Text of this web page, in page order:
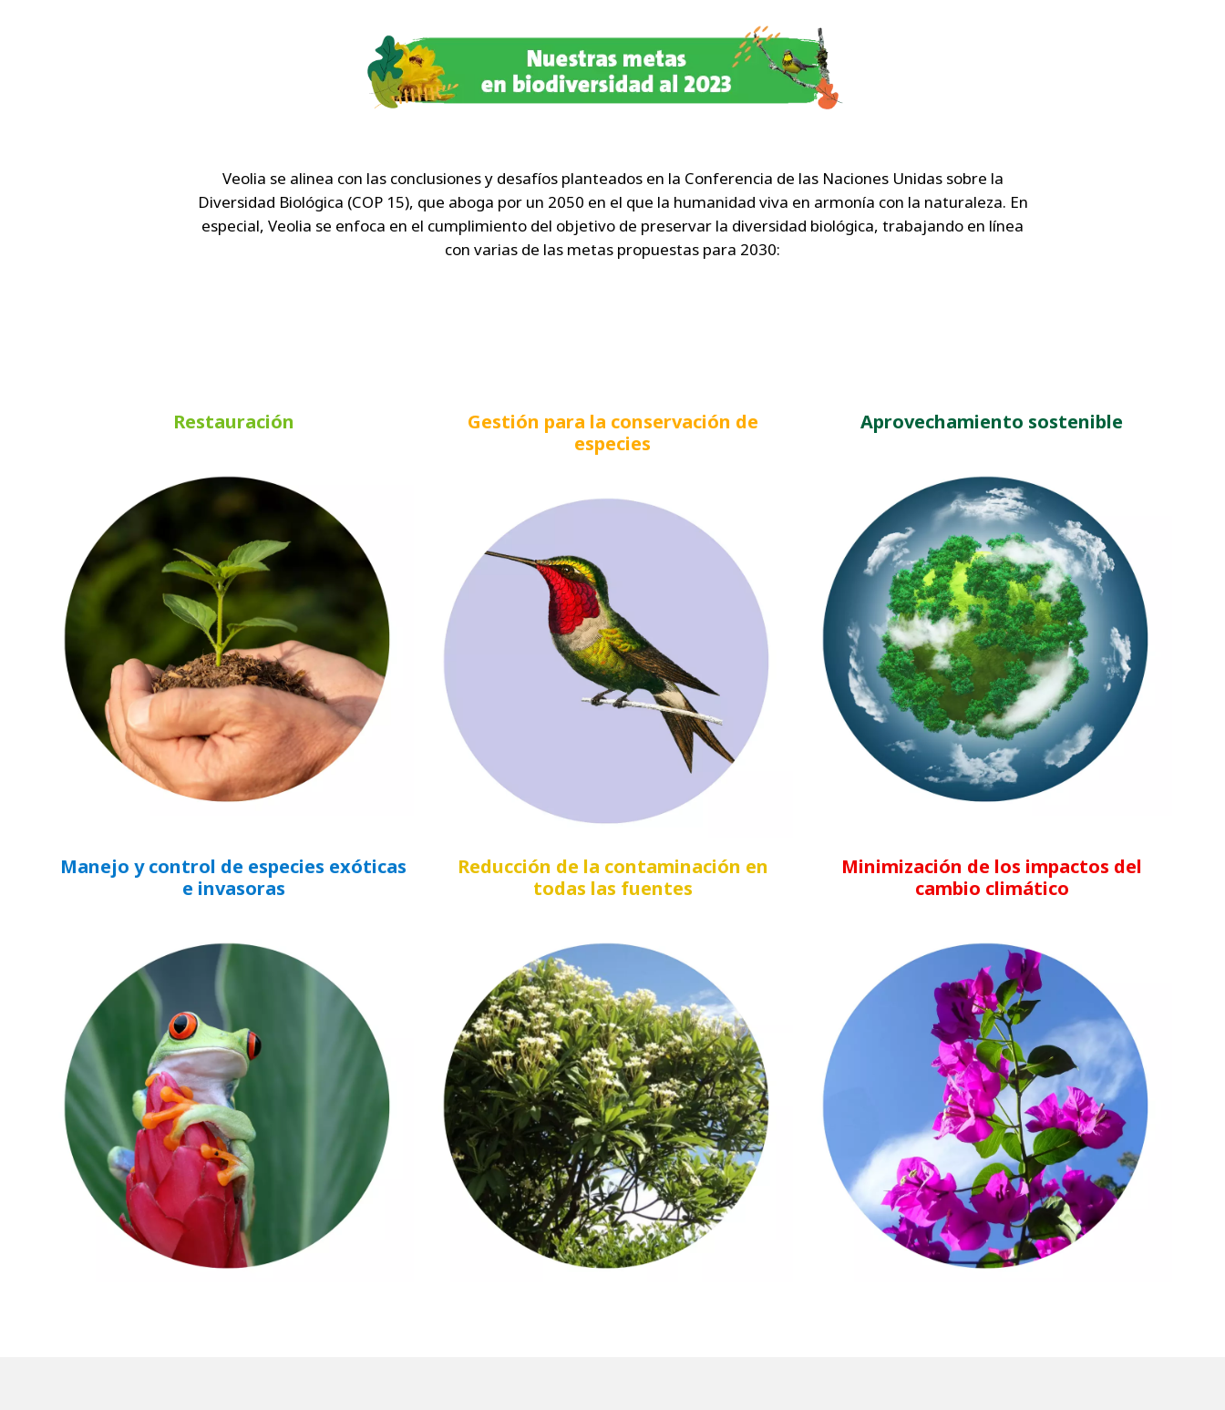
Veolia se alinea con las conclusiones y desafíos planteados en la Conferencia de las Naciones Unidas sobre la
Diversidad Biológica (COP 15), que aboga por un 2050 en el que la humanidad viva en armonía con la naturaleza. En
especial, Veolia se enfoca en el cumplimiento del objetivo de preservar la diversidad biológica, trabajando en línea
con varias de las metas propuestas para 2030:
Restauración
Gestión para la conservación de
especies
Aprovechamiento sostenible
Manejo y control de especies exóticas
e invasoras
Reducción de la contaminación en
todas las fuentes
Minimización de los impactos del
cambio climático